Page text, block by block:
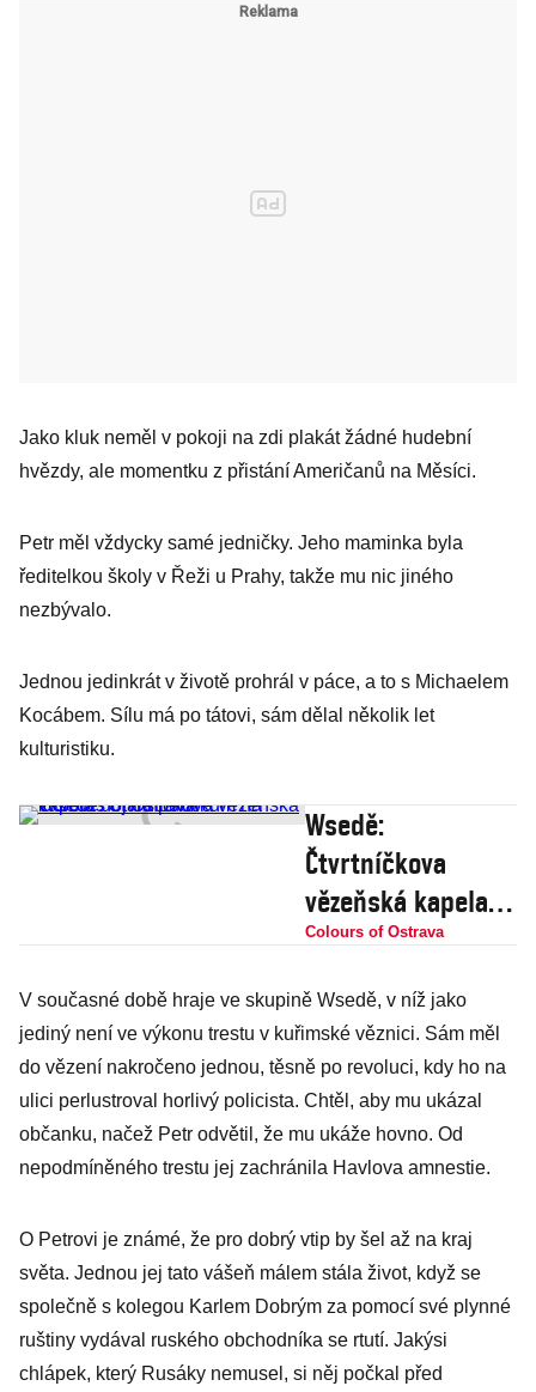
Jako kluk neměl v pokoji na zdi plakát žádné hudební
hvězdy, ale momentku z přistání Američanů na Měsíci.
Petr měl vždycky samé jedničky. Jeho maminka byla
ředitelkou školy v Řeži u Prahy, takže mu nic jiného
nezbývalo.
Jednou jedinkrát v životě prohrál v páce, a to s Michaelem
Kocábem. Sílu má po tátovi, sám dělal několik let
kulturistiku.
Wsedě:
Čtvrtníčkova
vězeňská kapela
dojala publikum
Ostrava
Colours of Ostrava
V současné době hraje ve skupině Wsedě, v níž jako
jediný není ve výkonu trestu v kuřimské věznici. Sám měl
do vězení nakročeno jednou, těsně po revoluci, kdy ho na
ulici perlustroval horlivý policista. Chtěl, aby mu ukázal
občanku, načež Petr odvětil, že mu ukáže hovno. Od
nepodmíněného trestu jej zachránila Havlova amnestie.
O Petrovi je známé, že pro dobrý vtip by šel až na kraj
světa. Jednou jej tato vášeň málem stála život, když se
společně s kolegou Karlem Dobrým za pomocí své plynné
ruštiny vydával ruského obchodníka se rtutí. Jakýsi
chlápek, který Rusáky nemusel, si něj počkal před